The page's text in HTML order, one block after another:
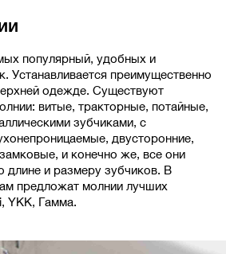
популярный, удобных и
Устанавливается преимущественно
одежде. Существуют
витые, тракторные, потайные,
зубчиками, с
двусторонние,
и конечно же, все они
длине и размеру зубчиков. В
предложат молнии лучших
YKK, Гамма.